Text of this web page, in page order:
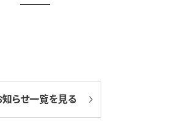
知らせ一覧を見る